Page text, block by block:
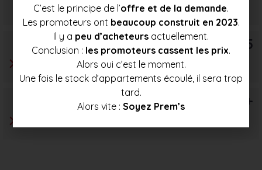
124 000 € 131 500 € 139 000 €
T5
T6+
C’est le principe de l’offre et de la demande.
Les promoteurs ont beaucoup construit en 2023.
Il y a peu d’acheteurs actuellement.
Conclusion : les promoteurs cassent les prix.
Alors oui c’est le moment.
Une fois le stock d’appartements écoulé, il sera trop
tard.
Alors vite : Soyez Prem’s